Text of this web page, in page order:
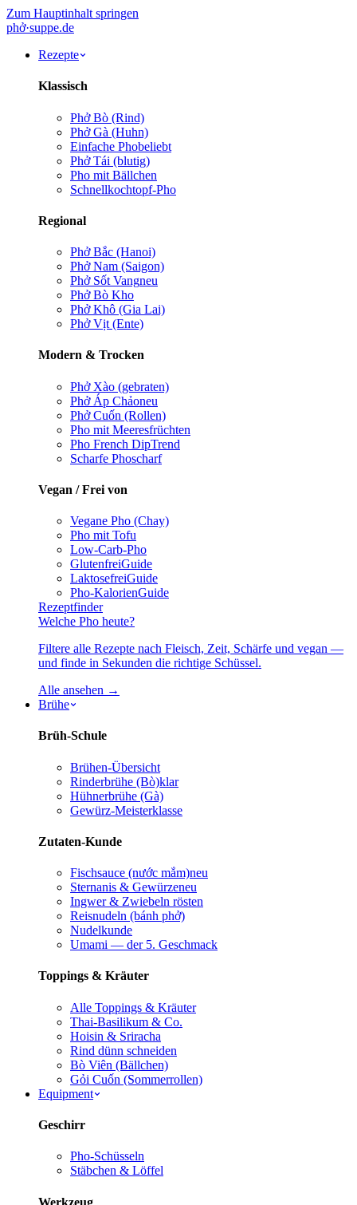
Zum Hauptinhalt springen
phở·suppe.de
Rezepte
Klassisch
Phở Bò (Rind)
Phở Gà (Huhn)
Einfache Phobeliebt
Phở Tái (blutig)
Pho mit Bällchen
Schnellkochtopf-Pho
Regional
Phở Bắc (Hanoi)
Phở Nam (Saigon)
Phở Sốt Vangneu
Phở Bò Kho
Phở Khô (Gia Lai)
Phở Vịt (Ente)
Modern & Trocken
Phở Xào (gebraten)
Phở Áp Chảoneu
Phở Cuốn (Rollen)
Pho mit Meeresfrüchten
Pho French DipTrend
Scharfe Phoscharf
Vegan / Frei von
Vegane Pho (Chay)
Pho mit Tofu
Low-Carb-Pho
GlutenfreiGuide
LaktosefreiGuide
Pho-KalorienGuide
Rezeptfinder
Welche Pho heute?
Filtere alle Rezepte nach Fleisch, Zeit, Schärfe und vegan —
und finde in Sekunden die richtige Schüssel.
Alle ansehen →
Brühe
Brüh-Schule
Brühen-Übersicht
Rinderbrühe (Bò)klar
Hühnerbrühe (Gà)
Gewürz-Meisterklasse
Zutaten-Kunde
Fischsauce (nước mắm)neu
Sternanis & Gewürzeneu
Ingwer & Zwiebeln rösten
Reisnudeln (bánh phở)
Nudelkunde
Umami — der 5. Geschmack
Toppings & Kräuter
Alle Toppings & Kräuter
Thai-Basilikum & Co.
Hoisin & Sriracha
Rind dünn schneiden
Bò Viên (Bällchen)
Gỏi Cuốn (Sommerrollen)
Equipment
Geschirr
Pho-Schüsseln
Stäbchen & Löffel
Werkzeug